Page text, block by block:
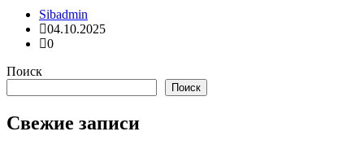
Sibadmin
04.10.2025
0
Поиск
Поиск
Свежие записи